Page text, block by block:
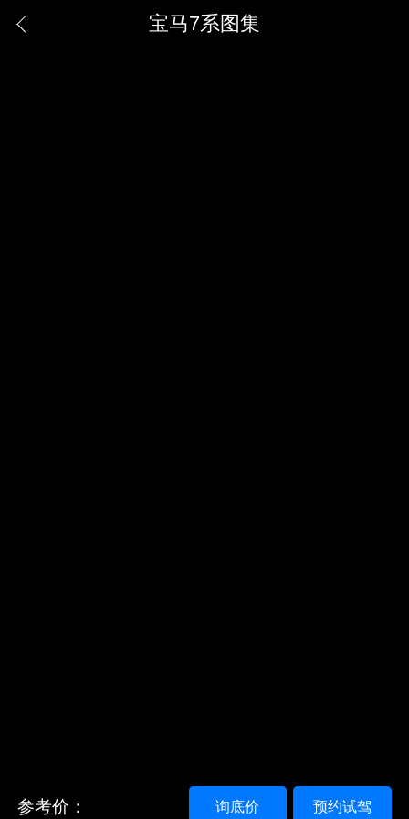
宝马7系图集
参考价： 预约试驾
询底价